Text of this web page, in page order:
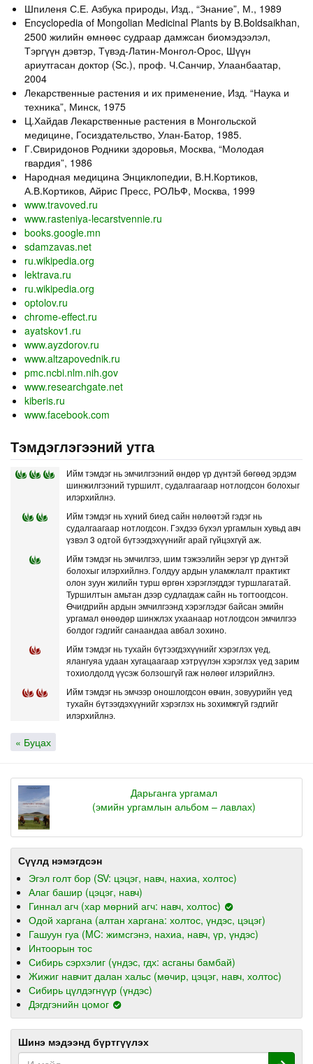
Шпиленя С.Е. Азбука природы, Изд., “Знание”, М., 1989
Encyclopedia of Mongolian Medicinal Plants by B.Boldsaikhan,
2500 жилийн өмнөөс судраар дамжсан биомэдээлэл,
Тэргүүн дэвтэр, Түвэд-Латин-Монгол-Орос, Шүүн
ариутгасан доктор (Sc.), проф. Ч.Санчир, Улаанбаатар,
2004
Лекарственные растения и их применение, Изд. “Наука и
техника”, Минск, 1975
Ц.Хайдав Лекарственные растения в Монгольской
медицине, Госиздательство, Улан-Батор, 1985.
Г.Свиридонов Родники здоровья, Москва, “Молодая
гвардия”, 1986
Народная медицина Энциклопедии, В.Н.Кортиков,
А.В.Кортиков, Айрис Пресс, РОЛЬФ, Москва, 1999
www.travoved.ru
www.rasteniya-lecarstvennie.ru
books.google.mn
sdamzavas.net
ru.wikipedia.org
lektrava.ru
ru.wikipedia.org
optolov.ru
chrome-effect.ru
ayatskov1.ru
www.ayzdorov.ru
www.altzapovednik.ru
pmc.ncbi.nlm.nih.gov
www.researchgate.net
kiberis.ru
www.facebook.com
Тэмдэглэгээний утга
Ийм тэмдэг нь эмчилгээний өндөр үр дүнтэй бөгөөд эрдэм
шинжилгээний туршилт, судалгаагаар нотлогдсон болохыг
илэрхийлнэ.
Ийм тэмдэг нь хүний биед сайн нөлөөтэй гэдэг нь
судалгаагаар нотлогдсон. Гэхдээ бүхэл ургамлын хувьд авч
үзвэл 3 одтой бүтээгдэхүүнийг арай гүйцэхгүй аж.
Ийм тэмдэг нь эмчилгээ, шим тэжээлийн эерэг үр дүнтэй
болохыг илэрхийлнэ. Голдуу ардын уламжлалт практикт
олон зуун жилийн турш өргөн хэрэглэгддэг туршлагатай.
Туршилтын амьтан дээр судлагдаж сайн нь тогтоогдсон.
Өчигдрийн ардын эмчилгээнд хэрэглэдэг байсан эмийн
ургамал өнөөдөр шинжлэх ухаанаар нотлогдсон эмчилгээ
болдог гэдгийг санаандаа авбал зохино.
Ийм тэмдэг нь тухайн бүтээгдэхүүнийг хэрэглэх үед,
ялангуяа удаан хугацаагаар хэтрүүлэн хэрэглэх үед зарим
тохиолдолд үүсэж болзошгүй гаж нөлөөг илэрийлнэ.
Ийм тэмдэг нь эмчээр оношлогдсон өвчин, зовуурийн үед
тухайн бүтээгдэхүүнийг хэрэглэх нь зохимжгүй гэдгийг
илэрхийлнэ.
« Буцах
Дарьганга ургамал
(эмийн ургамлын альбом – лавлах)
Сүүлд нэмэгдсэн
Эгэл голт бор (SV: цэцэг, навч, нахиа, холтос)
Алаг башир (цэцэг, навч)
Гиннал агч (хар мөрний агч: навч, холтос)
Одой харгана (алтан харгана: холтос, үндэс, цэцэг)
Гашуун гуа (MC: жимсгэнэ, нахиа, навч, үр, үндэс)
Интоорын тос
Сибирь сэрхэлиг (үндэс, гдх: асганы бамбай)
Жижиг навчит далан хальс (мөчир, цэцэг, навч, холтос)
Сибирь цүлдэгнүүр (үндэс)
Дэгдгэнийн цомог
Шинэ мэдээнд бүртгүүлэх